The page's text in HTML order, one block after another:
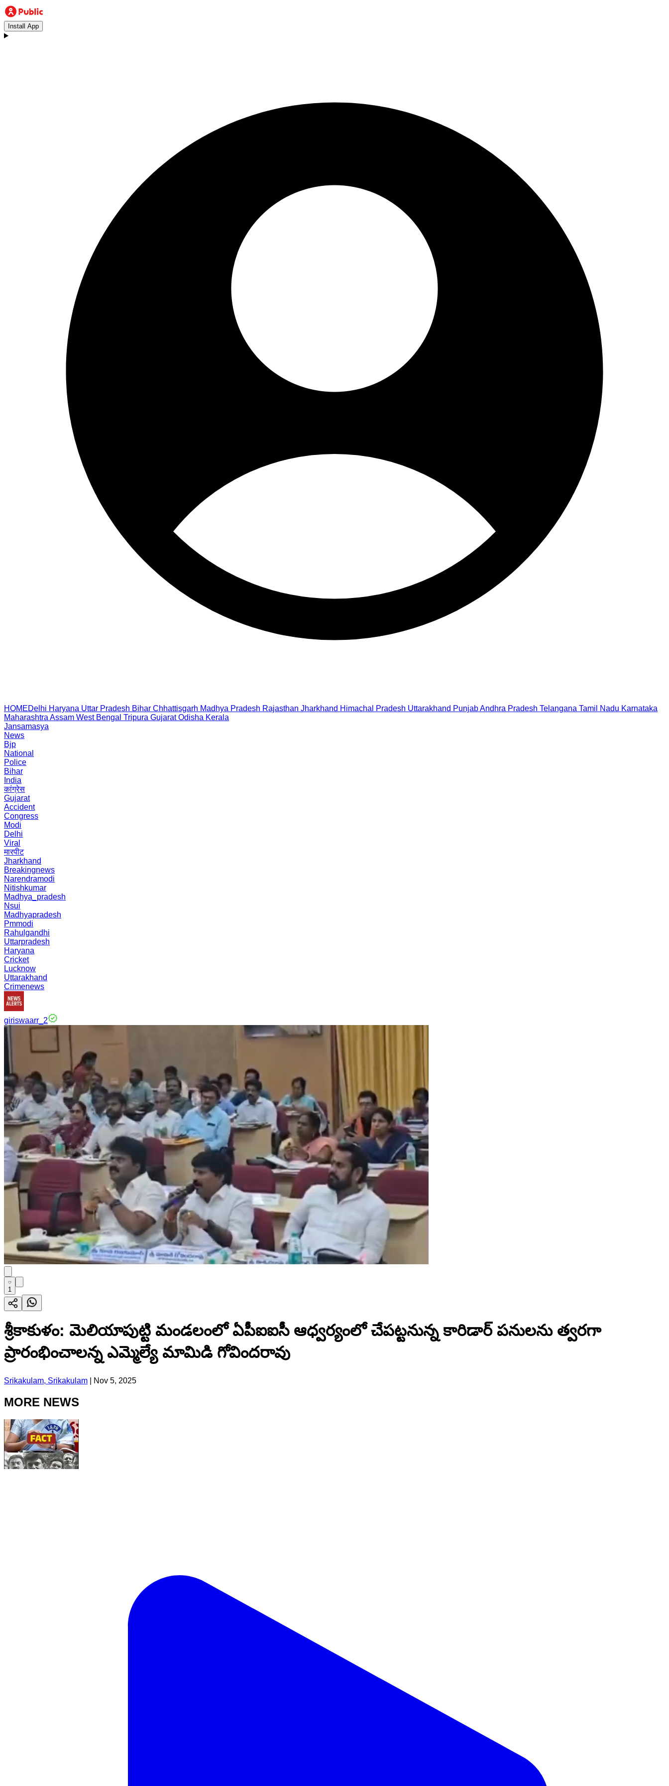
Install App
HOMEDelhi Haryana Uttar Pradesh Bihar Chhattisgarh Madhya Pradesh Rajasthan Jharkhand Himachal Pradesh Uttarakhand PunjabAndhra Pradesh Telangana Tamil Nadu Karnataka
Maharashtra Assam West Bengal Tripura Gujarat Odisha Kerala
Jansamasya
News
Bjp
National
Police
Bihar
India
कांग्रेस
Gujarat
Accident
Congress
Modi
Delhi
Viral
मारपीट
Jharkhand
Breakingnews
Narendramodi
Nitishkumar
Madhya_pradesh
Nsui
Madhyapradesh
Pmmodi
Rahulgandhi
Uttarpradesh
Haryana
Cricket
Lucknow
Uttarakhand
Crimenews
giriswaarr_2
1
శ్రీకాకుళం: మెలియాపుట్టి మండలంలో ఏపీఐఐసీ ఆధ్వర్యంలో చేపట్టనున్న కారిడార్ పనులను త్వరగా
ప్రారంభించాలన్న ఎమ్మెల్యే మామిడి గోవిందరావు
Srikakulam, Srikakulam Nov 5, 2025
MORE NEWS